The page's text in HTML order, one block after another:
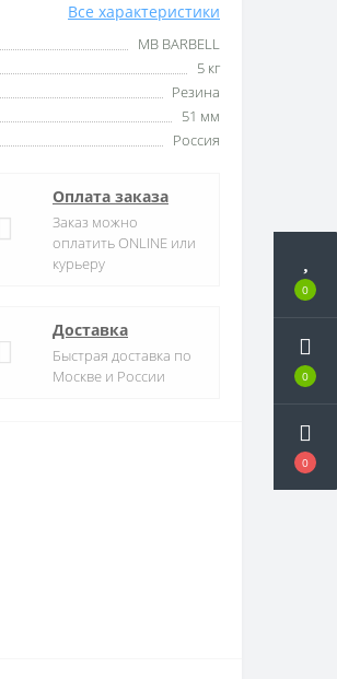
0
0
0
Все характеристики
MB BARBELL
5 кг
Резина
51 мм
Россия
Оплата заказа
Заказ можно
оплатить ONLINE или
курьеру
Доставка
Быстрая доставка по
Москве и России